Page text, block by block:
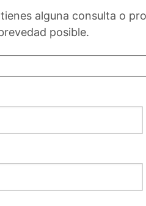
alguna consulta o
posible.